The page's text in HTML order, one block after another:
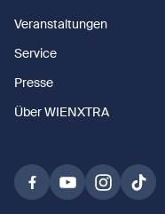
Veranstaltungen
Service
Presse
Über WIENXTRA